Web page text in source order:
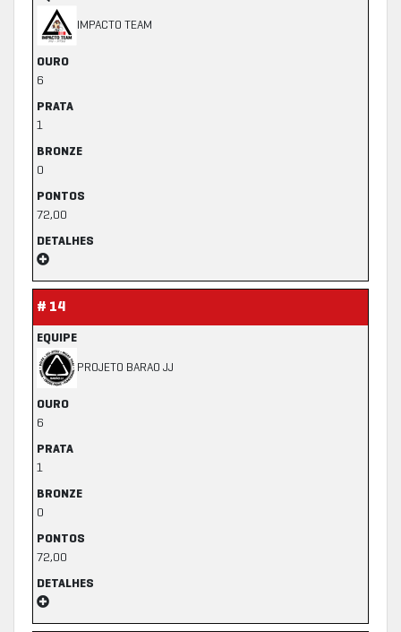
IMPACTO TEAM
OURO
6
PRATA
1
BRONZE
0
PONTOS
72,00
DETALHES
# 14
EQUIPE
PROJETO BARAO JJ
OURO
6
PRATA
1
BRONZE
0
PONTOS
72,00
DETALHES